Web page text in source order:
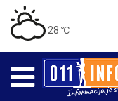
28 ℃